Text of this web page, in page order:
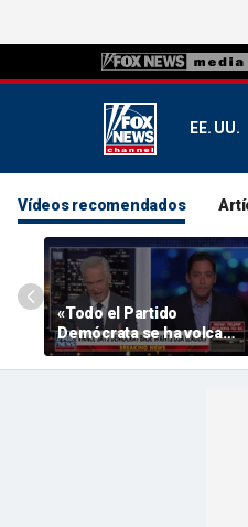
EE. UU.
Vídeos recomendados
«Todo el Partido
Demócrata se ha volcado
en el socialismo», dice
Michael Knowles